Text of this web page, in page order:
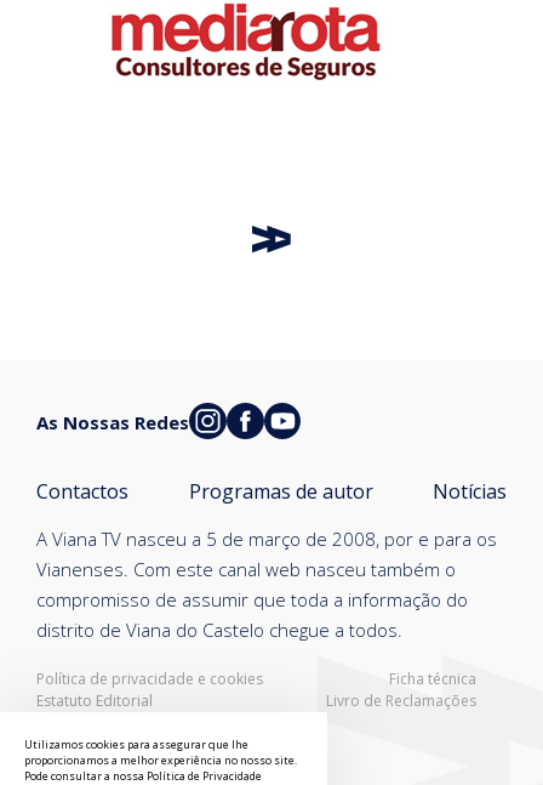
Política de privacidade e cookies
Ficha técnica
Estatuto Editorial
Livro de Reclamações
A Viana TV nasceu a 5 de março de 2008, por e para os
Vianenses. Com este canal web nasceu também o
compromisso de assumir que toda a informação do
distrito de Viana do Castelo chegue a todos.
Contactos Programas de autor Notícias
As Nossas Redes
Utilizamos cookies para assegurar que lhe
proporcionamos a melhor experiência no nosso site.
Pode consultar a nossa Política de Privacidade